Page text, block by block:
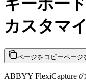
カスタマ
ページをコピーページ
ABBYY FlexiCapture